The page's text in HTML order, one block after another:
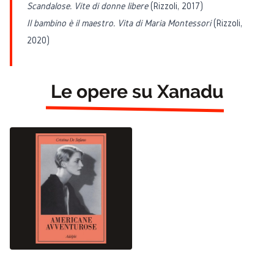
Le opere su Xanadu
Scandalose. Vite di donne libere(Rizzoli, 2017)
Il bambino è il maestro. Vita di Maria Montessori(Rizzoli,
2020)